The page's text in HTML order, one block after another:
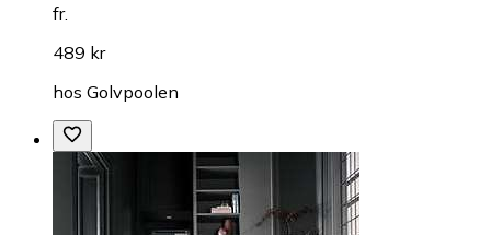
fr.
489 kr
hos Golvpoolen